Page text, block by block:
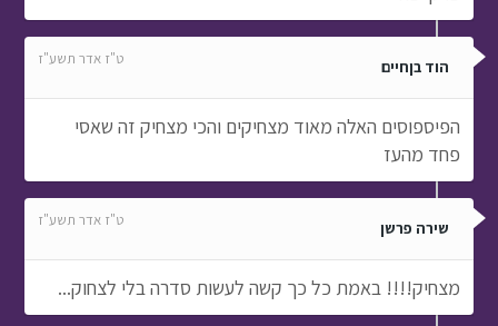
הוד בןחיים ט"ז אדר תשע"ז
הפיספוסים האלה מאוד מצחיקים והכי מצחיק זה שאסי
פחד מהעז
שירה פרשן ט"ז אדר תשע"ז
מצחיק!!!! באמת כל כך קשה לעשות סדרה בלי לצחוק...